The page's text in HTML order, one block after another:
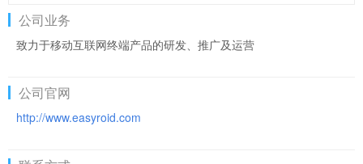
公司业务
致力于移动互联网终端产品的研发、推广及运营
公司官网
http://www.easyroid.com